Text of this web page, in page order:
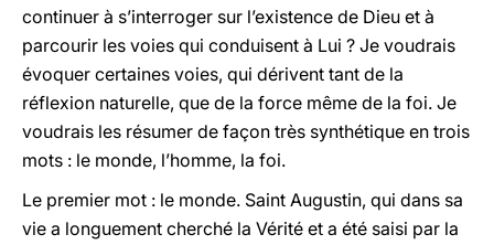
continuer à s’interroger sur l’existence de Dieu et à
parcourir les voies qui conduisent à Lui ? Je voudrais
évoquer certaines voies, qui dérivent tant de la
réflexion naturelle, que de la force même de la foi. Je
voudrais les résumer de façon très synthétique en trois
mots : le monde, l’homme, la foi.
Le premier mot : le monde. Saint Augustin, qui dans sa
vie a longuement cherché la Vérité et a été saisi par la